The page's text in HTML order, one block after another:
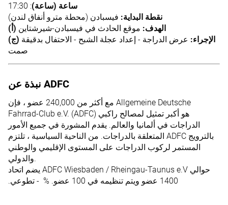
ساعة (ساعة): 17:30
نقطة البداية: فيسبادن (محطة مترو أنفاق لندن)
(أ) الهدف: موقع الحادث في فيسبادن-شيرشتاين
(ج) الإجراء: عرض الدراجة - إعداد عجلة الشبح - الاحتفال بدقيقة
صمت
نبذة عن ADFC
مع أكثر من 240,000 عضو ، فإن Allgemeine Deutsche
Fahrrad-Club e.V. (ADFC) هو أكبر تمثيل لمصالح راكبي
الدراجات في ألمانيا والعالم. يقدم المشورة في جميع الأمور
المتعلقة بالدراجات. من الناحية السياسية ، تلتزم ADFC بالترويج
المستمر لركوب الدراجات على المستوى الإقليمي والوطني
والدولي.
يضم اتحاد ADFC Wiesbaden / Rheingau-Taunus e.V حوالي
1400 عضو ويتم تنظيمه في 100 عضو. % ‫ - تطوعي.